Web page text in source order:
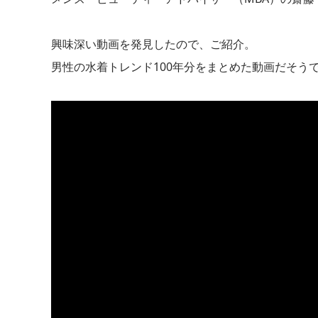
興味深い動画を発見したので、ご紹介。
男性の水着トレンド100年分をまとめた動画だそう